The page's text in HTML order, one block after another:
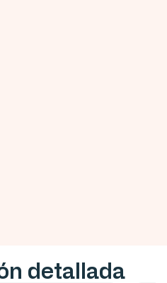
detallada